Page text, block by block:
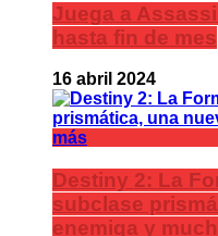
Juega a
hasta fin de mes
16 abril 2024
Destiny 2: La
subclase
enemiga y